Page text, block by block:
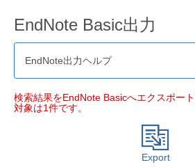
EndNote Basic出力
EndNote出力ヘルプ
検索結果をEndNote Basicへエクスポート
対象は1件です。
Export